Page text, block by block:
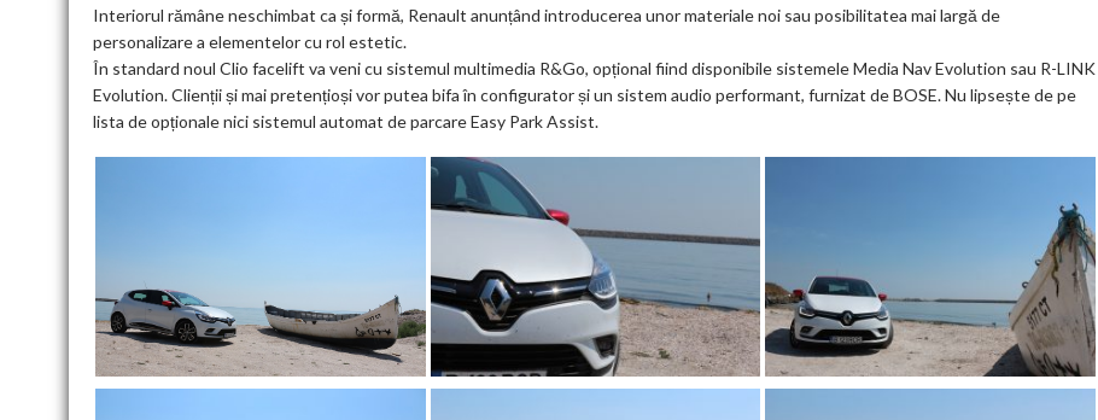
Interiorul rămâne neschimbat ca și formă, Renault anunțând introducerea unor materiale noi sau posibilitatea mai largă de
personalizare a elementelor cu rol estetic.
În standard noul Clio facelift va veni cu sistemul multimedia R&Go, opțional fiind disponibile sistemele Media Nav Evolution sau R-LINK
Evolution. Clienții și mai pretențioși vor putea bifa în configurator și un sistem audio performant, furnizat de BOSE. Nu lipsește de pe
lista de opționale nici sistemul automat de parcare Easy Park Assist.